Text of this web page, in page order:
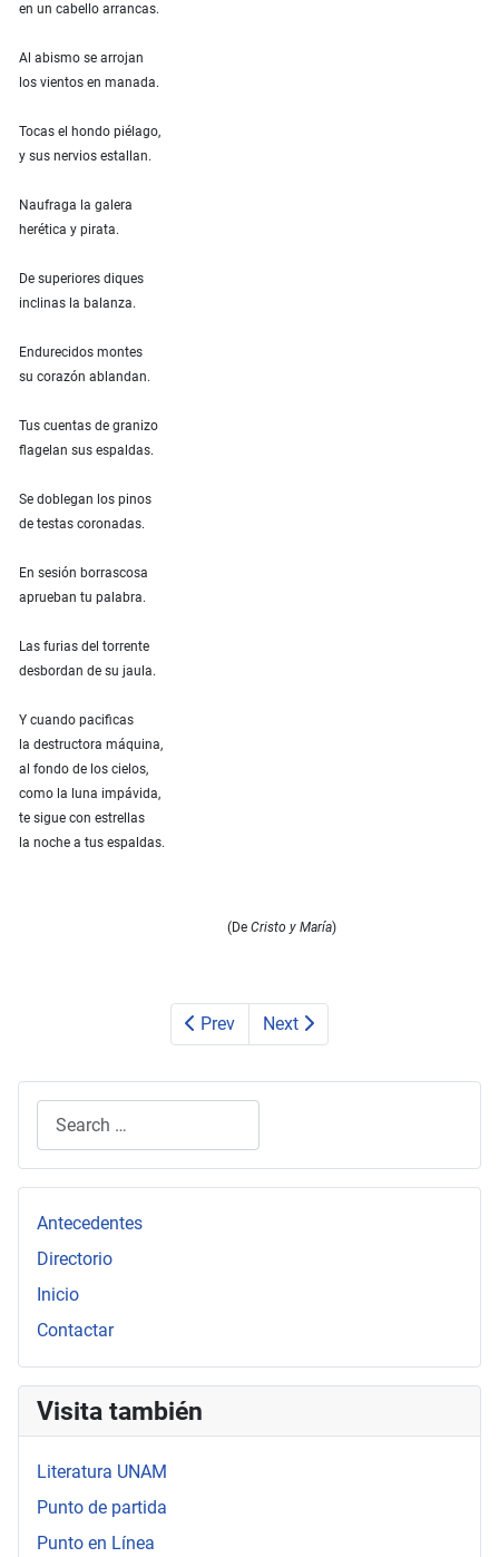
en un cabello arrancas.
Al abismo se arrojan
los vientos en manada.
Tocas el hondo piélago,
y sus nervios estallan.
Naufraga la galera
herética y pirata.
De superiores diques
inclinas la balanza.
Endurecidos montes
su corazón ablandan.
Tus cuentas de granizo
flagelan sus espaldas.
Se doblegan los pinos
de testas coronadas.
En sesión borrascosa
aprueban tu palabra.
Las furias del torrente
desbordan de su jaula.
Y cuando pacificas
la destructora máquina,
al fondo de los cielos,
como la luna impávida,
te sigue con estrellas
la noche a tus espaldas.
(De Cristo y María)
Prev Next
Antecedentes
Directorio
Inicio
Contactar
Visita también
Literatura UNAM
Punto de partida
Punto en Línea